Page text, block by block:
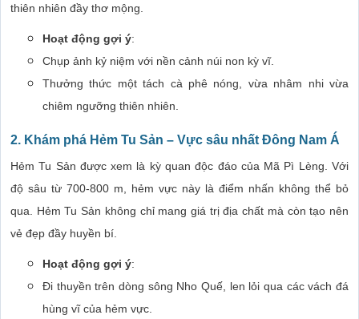
thiên nhiên đầy thơ mộng.
Hoạt động gợi ý:
Chụp ảnh kỷ niệm với nền cảnh núi non kỳ vĩ.
Thưởng thức một tách cà phê nóng, vừa nhâm nhi vừa
chiêm ngưỡng thiên nhiên.
2. Khám phá Hẻm Tu Sản – Vực sâu nhất Đông Nam Á
Hẻm Tu Sản được xem là kỳ quan độc đáo của Mã Pì Lèng. Với
độ sâu từ 700-800 m, hẻm vực này là điểm nhấn không thể bỏ
qua. Hẻm Tu Sản không chỉ mang giá trị địa chất mà còn tạo nên
vẻ đẹp đầy huyền bí.
Hoạt động gợi ý:
Đi thuyền trên dòng sông Nho Quế, len lỏi qua các vách đá
hùng vĩ của hẻm vực.